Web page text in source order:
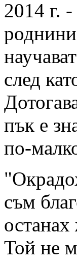
2014 г.
след
пък е
по-
съм
Той не